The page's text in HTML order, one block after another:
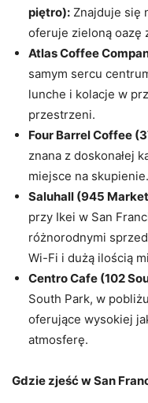
piętro): Znajduje się
oferuje zieloną oazę
Atlas Coffee
samym sercu
lunche i kolacje w
przestrzeni.
Four Barrel Coffee
znana z doskonałej
miejsce na skupienie.
Saluhall (945
przy Ikei w San
różnorodnymi
Wi-Fi i dużą ilością
Centro Cafe (102
South Park, w
oferujące wysokiej
atmosferę.
Gdzie zjeść w San